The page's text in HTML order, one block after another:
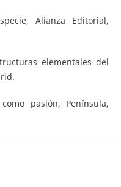
Alianza Editorial,
elementales del
pasión, Península,